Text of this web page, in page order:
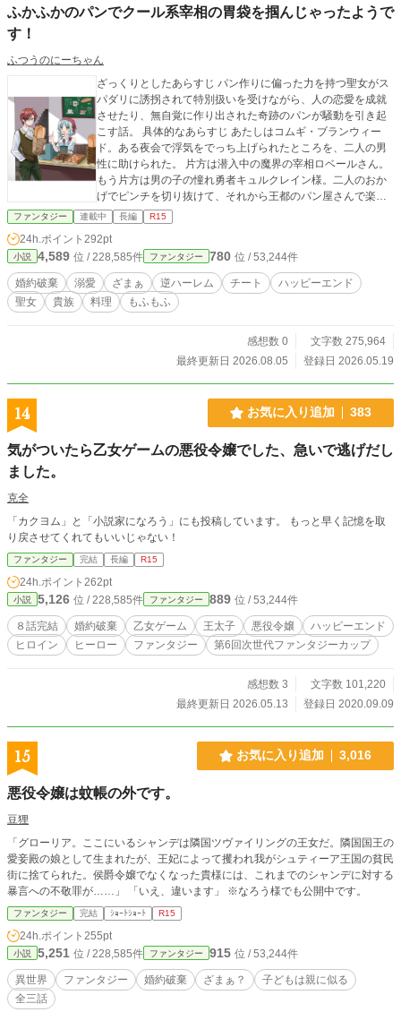
った。
ふかふかのパンでクール系宰相の胃袋を掴んじゃったようで
す！
ふつうのにーちゃん
ざっくりとしたあらすじ パン作りに偏った力を持つ聖女がス
パダリに誘拐されて特別扱いを受けながら、人の恋愛を成就
させたり、無自覚に作り出された奇跡のパンが騒動を引き起
こす話。 具体的なあらすじ あたしはコムギ・ブランウィー
ド。ある夜会で浮気をでっち上げられたところを、二人の男
性に助けられた。 片方は潜入中の魔界の宰相ロベールさん。
もう片方は男の子の憧れ勇者キュルクレイン様。二人のおか
げでピンチを切り抜けて、それから王都のパン屋さんで楽し
く下働きをしていた。 苦手な王子様との婚約破棄も成立し
て、やっと自由な人生を手に入れたと思っていたんだけど―
―突然魔界に浚われちゃった！ このままだとあたし、政争に
巻き込まれて危なかったんだって。 ロベールさんはお店をく
れた。あたしはそのお店で毎日パンを焼いて暮らしている。
パンを焼くとロベールさんが喜んでくれるし、お仕事楽しい
し、あたしのパンには瀕死の魔王様（痴呆症）すら治せるす
がしたい。勇者様と会えなくなったのは寂しいけど、彼の助
けになりたい。立場や勇者様との友情を捨ててまでして、あ
ど、みんなが無事だといいなと思っています。
ファンタジー 連載中 長編 R15
24h.ポイント 292pt
小説 4,589 位 / 228,585件 ファンタジー 780 位 / 53,244件
婚約破棄 溺愛 ざまぁ 逆ハーレム チート
ハッピーエンド
聖女
貴族 料理 もふもふ
感想数 0
文字数 275,964
最終更新日 2026.08.05
登録日 2026.05.19
14 お気に入り追加 383
気がついたら乙女ゲームの悪役令嬢でした、急いで逃げだし
ました。
克全
「カクヨム」と「小説家になろう」にも投稿しています。 もっと早く記憶を取
り戻させてくれてもいいじゃない！
ファンタジー 完結 長編 R15
24h.ポイント 262pt
小説 5,126 位 / 228,585件 ファンタジー 889 位 / 53,244件
８話完結 婚約破棄 乙女ゲーム 王太子 悪役令嬢
ハッピーエンド
ヒロイン
ヒーロー ファンタジー 第6回次世代ファンタジーカップ
感想数 3
文字数 101,220
最終更新日 2026.05.13
登録日 2020.09.09
15 お気に入り追加 3,016
悪役令嬢は蚊帳の外です。
豆狸
「グローリア。ここにいるシャンデは隣国ツヴァイリングの王女だ。隣国国王の
愛妾殿の娘として生まれたが、王妃によって攫われ我がシュティーア王国の貧民
街に捨てられた。侯爵令嬢でなくなった貴様には、これまでのシャンデに対する
暴言への不敬罪が……」 「いえ、違います」 ※なろう様でも公開中です。
ファンタジー 完結 ｼｮｰﾄｼｮｰﾄ R15
24h.ポイント 255pt
小説 5,251 位 / 228,585件 ファンタジー 915 位 / 53,244件
異世界 ファンタジー 婚約破棄 ざまぁ？
子どもは親に似る
全三話